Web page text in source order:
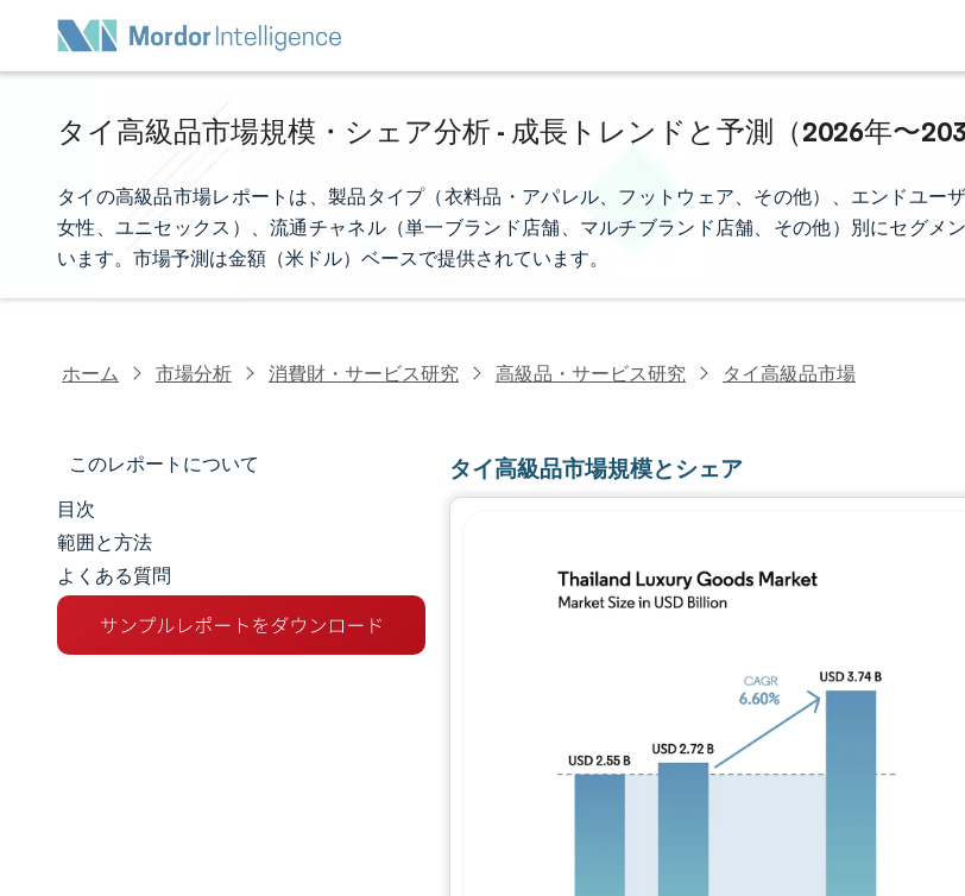
タイ高級品市場規模・シェア分析 - 成長トレンドと予測（2026年〜
タイの高級品市場レポートは、製品タイプ（衣料品・アパレル、フットウェア、その他）、エンドユーザ
女性、ユニセックス）、流通チャネル（単一ブランド店舗、マルチブランド店舗、その他）別にセグメ
います。市場予測は金額（米ドル）ベースで提供されています。
ホーム 市場分析 消費財・サービス研究 高級品・サービス研究 タイ高級品市場
このレポートについて
市場規模とシェア
市場分析
トレンドとインサイト
目次
範囲と方法
よくある質問
タイ高級品市場規模とシェア
画像 © Mordor Intelligence。再利用